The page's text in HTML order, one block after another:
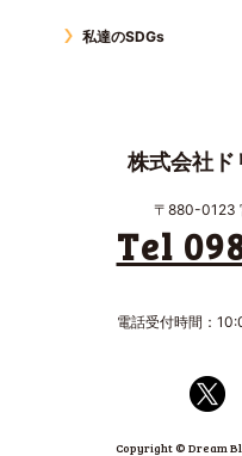
私達のSDGs
株式会社ド
〒880-0123
Tel
電話受付時間：
Copyright © Dream